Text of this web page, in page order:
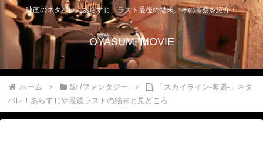
映画のネタバレ、あらすじ、ラスト最後の結末、その考察を紹介！
OYASUMI MOVIE
ホーム SF/ファンタジー
「スカイライン-奪還-」ネタ
バレ！あらすじや最後ラストの結末と見どころ